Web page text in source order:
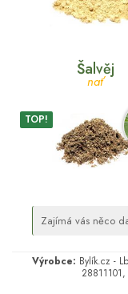
Šalvěj
nať
TOP!
Zajímá vás něco
Výrobce: Bylík.cz -